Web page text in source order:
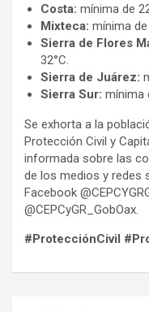
Costa: mínima de
Mixteca: mínima de
Sierra de Flores
32°C.
Sierra de Juárez:
Sierra Sur: mínima
Se exhorta a la
Protección Civil y
informada sobre las
de los medios y redes
Facebook
@CEPCyGR_GobOax.
#ProtecciónCivil